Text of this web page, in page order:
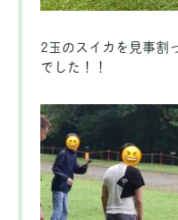
2玉のスイカを見事割
でした！！